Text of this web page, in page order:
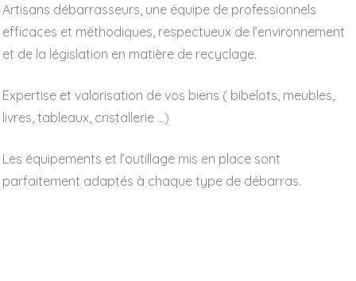
Artisans débarrasseurs, une équipe de professionnels
efficaces et méthodiques, respectueux de l’environnement
et de la législation en matière de recyclage.
Expertise et valorisation de vos biens ( bibelots, meubles,
livres, tableaux, cristallerie …)
Les équipements et l’outillage mis en place sont
parfaitement adaptés à chaque type de débarras.